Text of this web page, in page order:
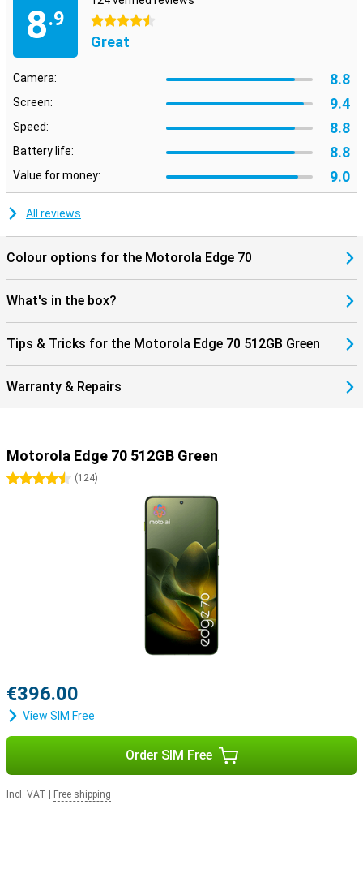
8.9
4.5 stars
Great
Camera: 8.8
Screen: 9.4
Speed: 8.8
Battery life: 8.8
Value for money: 9.0
All reviews
Colour options for the Motorola Edge 70
What's in the box?
Tips & Tricks for the Motorola Edge 70 512GB Green
Warranty & Repairs
Motorola Edge 70 512GB Green
4.5 stars
(124)
€396.00
View SIM Free
Order SIM Free
Incl. VAT Free shipping